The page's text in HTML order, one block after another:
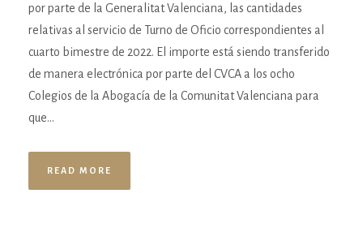
por parte de la Generalitat Valenciana, las cantidades
relativas al servicio de Turno de Oficio correspondientes al
cuarto bimestre de 2022. El importe está siendo transferido
de manera electrónica por parte del CVCA a los ocho
Colegios de la Abogacía de la Comunitat Valenciana para
que...
READ MORE